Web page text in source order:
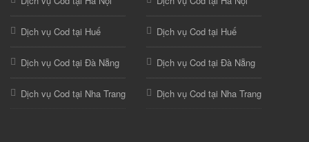
Dịch vụ Cod tại Huế
Dịch vụ Cod tại Đà Nẵng
Dịch vụ Cod tại Nha Trang
Dịch vụ Cod tại Huế
Dịch vụ Cod tại Đà Nẵng
Dịch vụ Cod tại Nha Trang